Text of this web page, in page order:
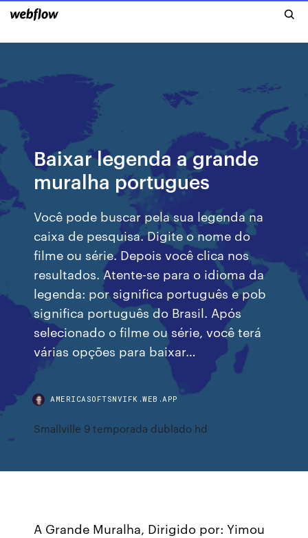
Baixar legenda a grande
muralha portugues
Você pode buscar pela sua legenda na
caixa de pesquisa. Digite o nome do
filme ou série. Depois você clica nos
resultados. Atente-se para o idioma da
legenda: por significa português e pob
significa português do Brasil. Após
selecionado o filme ou série, você terá
várias opções para baixar…
AMERICASOFTSNVIFK.WEB.APP
Smallville 9 temporada dublado hd
A Grande Muralha, Dirigido por: Yimou